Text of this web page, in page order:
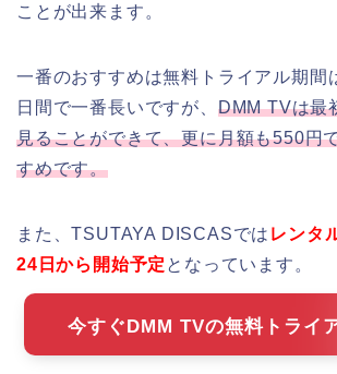
ことが出来ます。
一番のおすすめは無料トライアル期間
日間で一番長いですが、 DMM TVは最
見ることができて、更に月額も550円
すめです。
また、TSUTAYA DISCASでは レンタ
24日から開始予定 となっています。
今すぐDMM TVの無料トライ